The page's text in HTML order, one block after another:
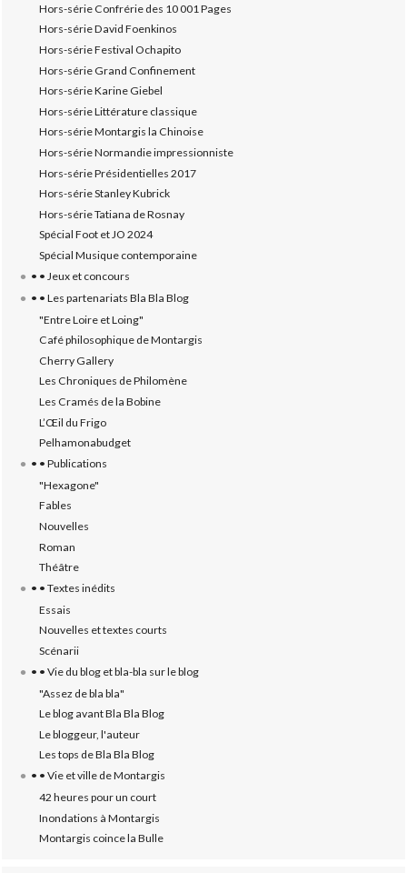
Hors-série Confrérie des 10 001 Pages
Hors-série David Foenkinos
Hors-série Festival Ochapito
Hors-série Grand Confinement
Hors-série Karine Giebel
Hors-série Littérature classique
Hors-série Montargis la Chinoise
Hors-série Normandie impressionniste
Hors-série Présidentielles 2017
Hors-série Stanley Kubrick
Hors-série Tatiana de Rosnay
Spécial Foot et JO 2024
Spécial Musique contemporaine
• • Jeux et concours
• • Les partenariats Bla Bla Blog
"Entre Loire et Loing"
Café philosophique de Montargis
Cherry Gallery
Les Chroniques de Philomène
Les Cramés de la Bobine
L’‎Œil du Frigo
Pelhamonabudget
• • Publications
"Hexagone"
Fables
Nouvelles
Roman
Théâtre
• • Textes inédits
Essais
Nouvelles et textes courts
Scénarii
• • Vie du blog et bla-bla sur le blog
"Assez de bla bla"
Le blog avant Bla Bla Blog
Le bloggeur, l'auteur
Les tops de Bla Bla Blog
• • Vie et ville de Montargis
42 heures pour un court
Inondations à Montargis
Montargis coince la Bulle